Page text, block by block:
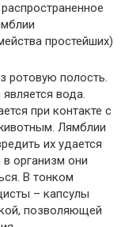
простейших)
ротовую полость.
вода.
при контакте с
Лямблии
их удается
организм они
В тонком
– капсулы
позволяющей